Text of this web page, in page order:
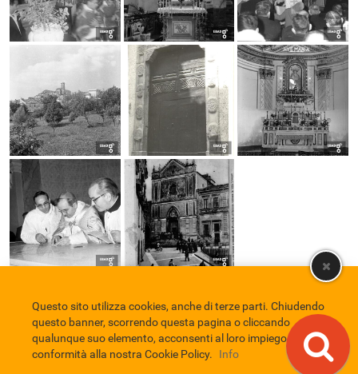
Comune di Eboli Servizio Bibliotecario Nazionale
Privacy policy
Credits
EBAD
Questo sito utilizza cookies, anche di terze parti. Chiudendo
questo banner, scorrendo questa pagina o cliccando
qualunque suo elemento, acconsenti al loro impiego in
conformità alla nostra Cookie Policy.
Info